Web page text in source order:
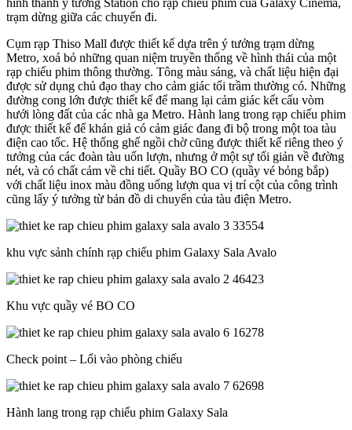
hình thành ý tưởng Station cho rạp chiếu phim của Galaxy Cinema,
trạm dừng giữa các chuyến đi.
Cụm rạp Thiso Mall được thiết kế dựa trên ý tưởng trạm dừng
Metro, xoá bỏ những quan niệm truyền thống về hình thái của một
rạp chiếu phim thông thường. Tông màu sáng, và chất liệu hiện đại
được sử dụng chủ đạo thay cho cảm giác tối trầm thường có. Những
đường cong lớn được thiết kế để mang lại cảm giác kết cấu vòm
hưới lòng đất của các nhà ga Metro. Hành lang trong rạp chiếu phim
được thiết kế để khán giả có cảm giác đang đi bộ trong một toa tàu
điện cao tốc. Hệ thống ghế ngồi chờ cũng được thiết kế riêng theo ý
tưởng của các đoàn tàu uốn lượn, nhưng ở một sự tối giản về đường
nét, và có chất cảm về chi tiết. Quầy BO CO (quầy vé bỏng bắp)
với chất liệu inox màu đồng uống lượn qua vị trí cột của công trình
cũng lấy ý tưởng từ bản đồ di chuyển của tàu điện Metro.
khu vực sảnh chính rạp chiếu phim Galaxy Sala Avalo
Khu vực quầy vé BO CO
Check point – Lối vào phòng chiếu
Hành lang trong rạp chiếu phim Galaxy Sala